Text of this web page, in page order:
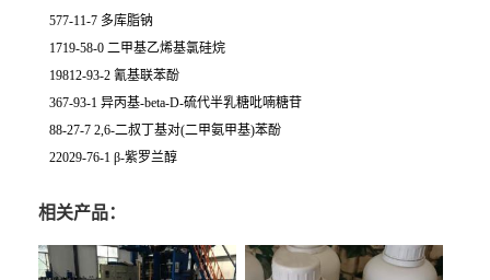
577-11-7 多库脂钠
1719-58-0 二甲基乙烯基氯硅烷
19812-93-2 氰基联苯酚
367-93-1 异丙基-beta-D-硫代半乳糖吡喃糖苷
88-27-7 2,6-二叔丁基对(二甲氨甲基)苯酚
22029-76-1 β-紫罗兰醇
相关产品：